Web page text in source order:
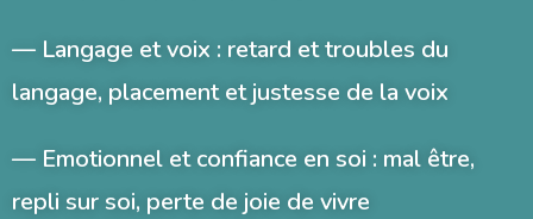
— Langage et voix : retard et troubles du
langage, placement et justesse de la voix
— Emotionnel et confiance en soi : mal être,
repli sur soi, perte de joie de vivre